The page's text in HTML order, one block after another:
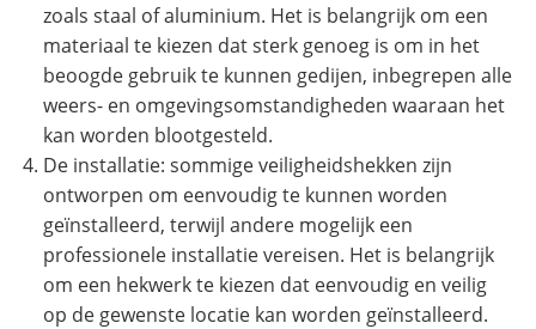
zoals staal of aluminium. Het is belangrijk om een
materiaal te kiezen dat sterk genoeg is om in het
beoogde gebruik te kunnen gedijen, inbegrepen alle
weers- en omgevingsomstandigheden waaraan het
kan worden blootgesteld.
De installatie: sommige veiligheidshekken zijn
ontworpen om eenvoudig te kunnen worden
geïnstalleerd, terwijl andere mogelijk een
professionele installatie vereisen. Het is belangrijk
om een hekwerk te kiezen dat eenvoudig en veilig
op de gewenste locatie kan worden geïnstalleerd.